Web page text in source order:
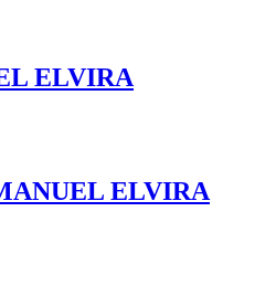
ELVIRA
ELVIRA